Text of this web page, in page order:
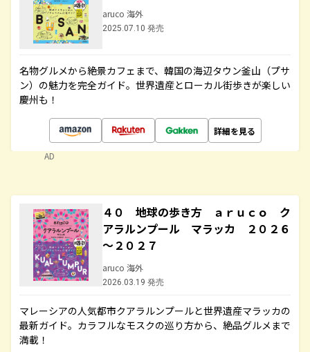
aruco 海外
2025.07.10 発売
名物グルメから絶景カフェまで、韓国の海辺タウン釜山（プサ
ン）の魅力を完全ガイド。世界遺産とローカル街歩きが楽しい
慶州も！
詳細を見る
AD
４０ 地球の歩き方 ａｒｕｃｏ ク
アラルンプール マラッカ ２０２６
～２０２７
aruco 海外
2026.03.19 発売
マレーシアの人気都市クアラルンプールと世界遺産マラッカの
最新ガイド。カラフルなモスクの巡り方から、絶品グルメまで
満載！